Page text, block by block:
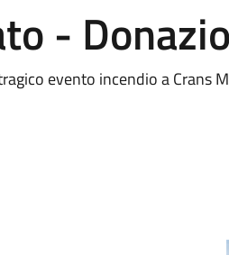
-
evento incendio a Crans